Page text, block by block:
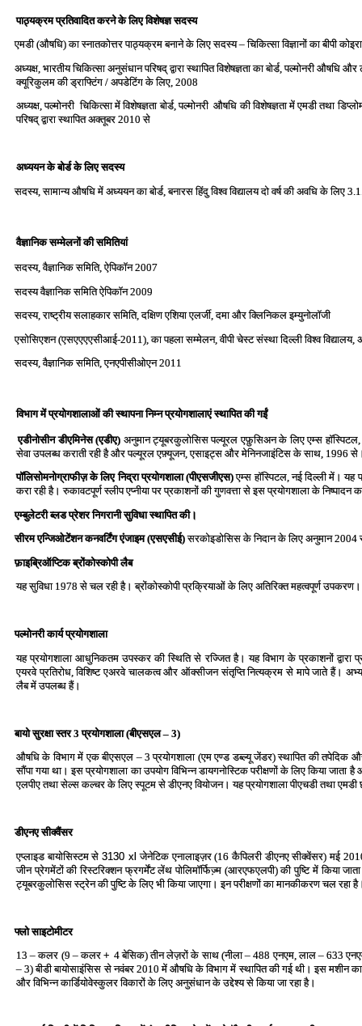
पाठ्यक्रम प्रतिवादित करने के लिए विशेषज्ञ सदस्‍य
एमडी (औषधि) का स्‍नातकोत्तर पाठ्यक्रम बनाने के लिए सदस्‍य – चिकित्‍सा विज्ञानों का बीपी
अध्‍यक्ष, भारतीय चिकित्‍सा अनुसंधान परिषद् द्वारा स्‍थापित विशेषज्ञता का बोर्ड, पल्‍मोनरी औषधि
क्‍यूरिकुलम की ड्राफ्टिंग / अपडेटिंग के लिए, 2008
अध्‍यक्ष, पल्मोनरी चिकित्‍सा में विशेषज्ञता बोर्ड, पल्मोनरी औषधि की विशेषज्ञता में एमडी तथा
परिषद् द्वारा स्‍थापित अक्‍तूबर 2010 से
अध्‍ययन के बोर्ड के लिए सदस्‍य
सदस्‍य, सामान्‍य औषधि में अध्‍ययन का बोर्ड, बनारस हिंदु विश्‍व विद्यालय दो वर्ष की अवधि के लिए
वैज्ञानिक सम्‍मेलनों की समितियां
सदस्‍य, वैज्ञानिक समिति, ऐपिकॉन 2007
सदस्‍य वैज्ञानिक समिति ऐपिकॉन 2009
सदस्‍य, राष्‍ट्रीय सलाहकार समिति, दक्षिण एशिया एलर्जी, दमा और क्लिनिकल इम्‍युनोलॉ‍जी
एसोसिएशन (एसएएएएसीआई-2011), का पहला सम्‍मेलन, वीपी चेस्‍ट संस्‍था दिल्‍ली विश्‍व
सदस्‍य, वैज्ञानिक समिति, एनएपीसीओएन 2011
विभाग में प्रयोगशालाओं की स्‍थापना निम्‍न प्रयोगशालाएं स्‍थापित की गईं
एडीनोसीन डीएमिनेस (एडीए) अनुमान ट्यूबरकुलोसिस पल्‍यूरल एफ़ुसिअन के लिए एम्‍स हॉस्पिटल,
सेवा उपलब्‍ध कराती रही है और पल्‍यूरल एफ़्यूजन, एसाइट्स और मेनिनजाइंटिस के साथ, 1996
पॉलिसोमनोग्राफीज़ के लिए निद्रा प्रयोगशाला (पीएसजीएस)एम्‍स हॉस्पिटल, नई दिल्‍ली में। यह
करा रही है। रुकावटपूर्ण स्‍लीप एप्‍नीया पर प्रकाशनों की गुणवत्ता से इस प्रयोगशाला के
एम्‍बुलेटरी ब्‍लड प्रेशर निगरानी सुविधा स्‍थापित की।
सीरम एन्जिओटेंशन कनवर्टिंग एंजाइम (एसएसीई)सरकोइडोसिस के निदान के लिए अनुमान
फ़ाइब्रिऑप्टिक ब्रोंकोस्‍कोपी लैब
यह सुविधा 1978 से चल रही है। ब्रोंकोस्‍कोपी प्रक्रियाओं के लिए अतिरिक्‍त महत्‍वपूर्ण उपकरण।
पल्‍मोनरी कार्य प्रयोगशाला
यह प्रयोगशाला आधुनिकतम उपस्‍कर की स्थिति से रज्जित है। यह विभाग के प्रकाशनों द्वारा
एयरवे प्रतिरोध, विशिष्‍ट एअरवे चालकत्‍व और ऑक्‍सीजन संतृप्ति नित्‍यक्रम से मापे जाते हैं।
लैब में उपलब्‍ध हैं।
बायो सुरक्षा स्‍तर 3 प्रयोगशाला (बीएसएल – 3)
औषधि के विभाग में एक बीएसएल – 3 प्रयोगशाला (एम एण्‍ड डब्‍ल्‍यू जेंडर) स्‍थापित की
सौंपा गया था। इस प्रयोगशाला का उपयोग विभिन्‍न डायगनोस्टिक परीक्षणों के लिए किया
एलपीए तथा सेल्‍स कल्‍चर के लिए स्‍पूटम से डीएनए वियोजन। यह प्रयोगशाला पीएचडी तथा एमडी
डीएनए सीक्‍वैंसर
एप्‍लाइड बायोसिस्‍टम से 3130 xlजेनेटिक एनालाइज़र (16 कैपिलरी डीएनए सीक्‍वेंसर) मई
जीन प्रेगमेंटों की रिस्‍टरिक्‍शन फ्रगर्मेंट लेंथ पोलिमॉर्फिज्‍़म (आरएफएलपी) की पुष्टि में किया
ट्यूबरकुलोसिस स्‍ट्रेन की पुष्टि के लिए भी किया जाएगा। इन परीक्षणों का मानकीकरण चल रहा
फ्लो साइटोमीटर
13 – कलर (9 – कलर+ 4 बेसिक) तीन लेज़रों के साथ (नीला – 488 एनएम, लाल – 633
– 3) बीडी बायोसाइंसिस से नवंबर 2010 में औषधि के विभाग में स्‍थापित की गई थी। इस मशीन
और विभिन्‍न कार्डियोवेस्‍कुलर विकारों के लिए अनुसंधान के उद्देश्‍य से किया जा रहा है।